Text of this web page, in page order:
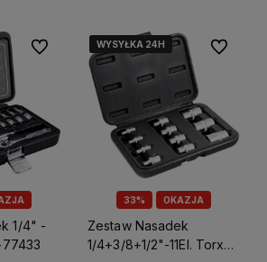
1/4" -
Do ulubionych
33% OKAZJA
WYSYŁKA 24H
WYSYŁKA 24H
WYSYŁKA 24H
Zestaw Nasadek
1/4+3/8+1/2"-11El. Torx
Do